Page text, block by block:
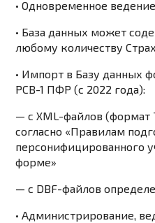
• Одновременное
• База данных может
любому количеству
• Импорт в Базу данных
РСВ-1 ПФР (с 2022 года):
— с XML-файлов (формат
согласно «Правилам
персонифицированного
форме»
— с DBF-файлов
• Администрирование,